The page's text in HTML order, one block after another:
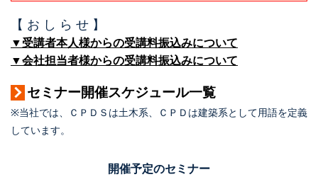
【 お し ら せ 】
▼受講者本人様からの受講料振込みについて
▼会社担当者様からの受講料振込みについて
セミナー開催スケジュール一覧
※当社では、ＣＰＤＳは土木系、ＣＰＤは建築系として用語を定義
しています。
開催予定のセミナー